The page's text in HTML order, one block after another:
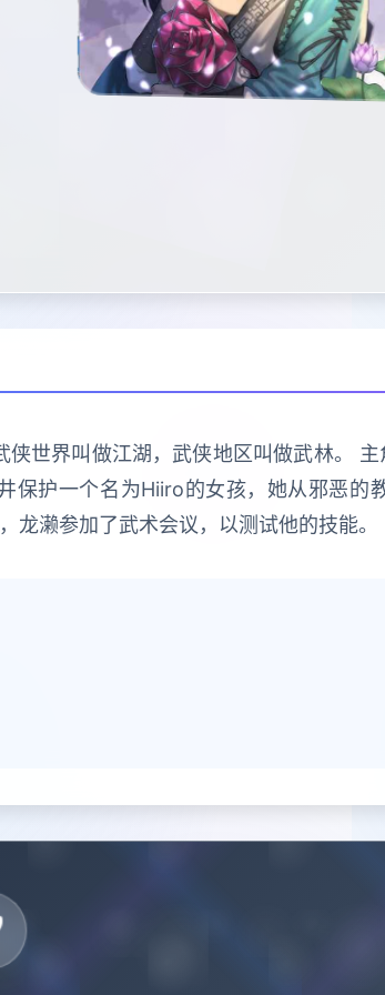
世界叫做江湖，武侠地区叫做武林。
保护一个名为Hiiro的女孩，她从邪恶的
濑参加了武术会议，以测试他的技能。